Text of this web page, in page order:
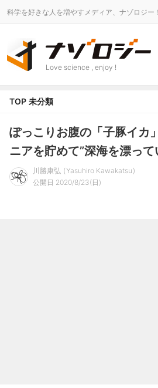
科学を好きな人を増やすメディア、ナゾロジー！
Love science , enjoy !
TOP 未分類
ぽっこりお腹の「子豚イカ
ニアを貯めて”深海を漂っ
川勝康弘
Yasuhiro Kawakatsu
公開日 2020/8/23(日)